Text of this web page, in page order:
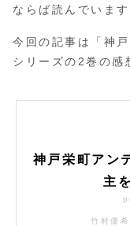
ならば読んでいます
今回の記事は「神
シリーズの2巻の感
神戸栄町アン
主
竹村優